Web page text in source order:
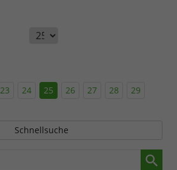
23 24 25 26 27 28 29
Schnellsuche